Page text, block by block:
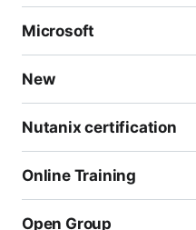
Microsoft
New
Nutanix certification
Online Training
Open Group